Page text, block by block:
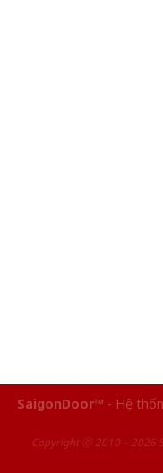
SaigonDoor™ - Hệ
Copyright ⓒ 2010 – 2026